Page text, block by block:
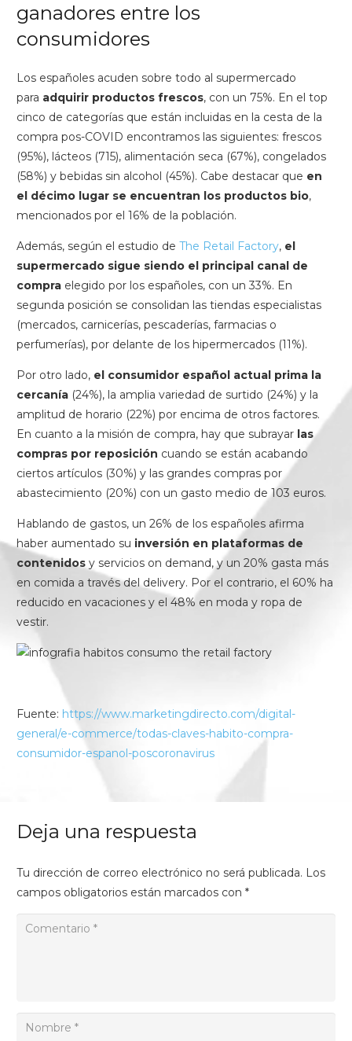
ganadores entre los
consumidores
Los españoles acuden sobre todo al supermercado
para adquirir productos frescos, con un 75%. En el top
cinco de categorías que están incluidas en la cesta de la
compra pos-COVID encontramos las siguientes: frescos
(95%), lácteos (715), alimentación seca (67%), congelados
(58%) y bebidas sin alcohol (45%). Cabe destacar que en
el décimo lugar se encuentran los productos bio,
mencionados por el 16% de la población.
Además, según el estudio de The Retail Factory, el
supermercado sigue siendo el principal canal de
compra elegido por los españoles, con un 33%. En
segunda posición se consolidan las tiendas especialistas
(mercados, carnicerías, pescaderías, farmacias o
perfumerías), por delante de los hipermercados (11%).
Por otro lado, el consumidor español actual prima la
cercanía (24%), la amplia variedad de surtido (24%) y la
amplitud de horario (22%) por encima de otros factores.
En cuanto a la misión de compra, hay que subrayar las
compras por reposición cuando se están acabando
ciertos artículos (30%) y las grandes compras por
abastecimiento (20%) con un gasto medio de 103 euros.
Hablando de gastos, un 26% de los españoles afirma
haber aumentado su inversión en plataformas de
contenidos y servicios on demand, y un 20% gasta más
en comida a través del delivery. Por el contrario, el 60% ha
reducido en vacaciones y el 48% en moda y ropa de
vestir.
Fuente: https://www.marketingdirecto.com/digital-
general/e-commerce/todas-claves-habito-compra-
consumidor-espanol-poscoronavirus
Deja una respuesta
Tu dirección de correo electrónico no será publicada. Los
campos obligatorios están marcados con *